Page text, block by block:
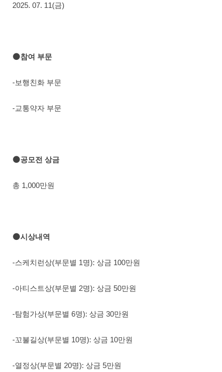
2025. 07. 11(금)
🌑참여 부문
-보행친화 부문
-교통약자 부문
🌑공모전 상금
총 1,000만원
🌑시상내역
-스케치런상(부문별 1명): 상금 100만원
-아티스트상(부문별 2명): 상금 50만원
-탐험가상(부문별 6명): 상금 30만원
-꼬불길상(부문별 10명): 상금 10만원
-열정상(부문별 20명): 상금 5만원